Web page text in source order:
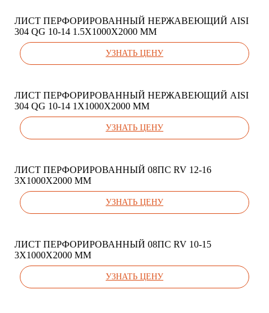
ЛИСТ ПЕРФОРИРОВАННЫЙ НЕРЖАВЕЮЩИЙ AISI
304 QG 10-14 1.5Х1000Х2000 ММ
УЗНАТЬ ЦЕНУ
ЛИСТ ПЕРФОРИРОВАННЫЙ НЕРЖАВЕЮЩИЙ AISI
304 QG 10-14 1Х1000Х2000 ММ
УЗНАТЬ ЦЕНУ
ЛИСТ ПЕРФОРИРОВАННЫЙ 08ПС RV 12-16
3Х1000Х2000 ММ
УЗНАТЬ ЦЕНУ
ЛИСТ ПЕРФОРИРОВАННЫЙ 08ПС RV 10-15
3Х1000Х2000 ММ
УЗНАТЬ ЦЕНУ